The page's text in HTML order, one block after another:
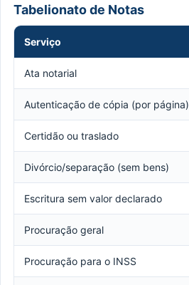
Tabelionato de Notas
Serviço
Ata notarial
Autenticação de cópia (por página)
Certidão ou traslado
Divórcio/separação (sem bens)
Escritura sem valor declarado
Procuração geral
Procuração para o INSS